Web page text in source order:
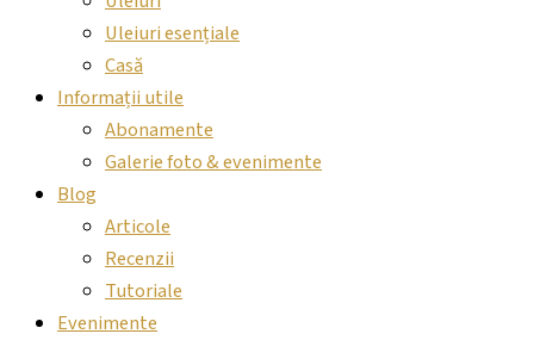
Uleiuri esențiale
Casă
Informații utile
Abonamente
Galerie foto & evenimente
Blog
Articole
Recenzii
Tutoriale
Evenimente